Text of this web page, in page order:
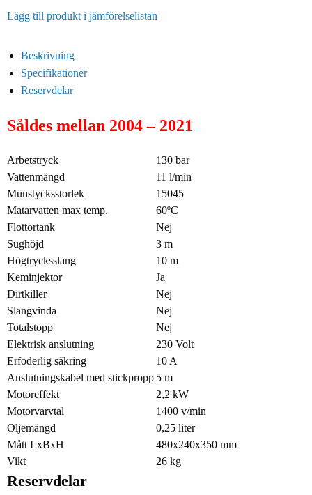
Lägg till produkt i jämförelselistan
Beskrivning
Specifikationer
Reservdelar
Såldes mellan 2004 – 2021
Arbetstryck
130 bar
Vattenmängd
11 l/min
Munstycksstorlek
15045
Matarvatten max temp.
60ºC
Flottörtank
Nej
Sughöjd
3 m
Högtrycksslang
10 m
Keminjektor
Ja
Dirtkiller
Nej
Slangvinda
Nej
Totalstopp
Nej
Elektrisk anslutning
230 Volt
Erfoderlig säkring
10 A
Anslutningskabel med stickpropp 5 m
Motoreffekt
2,2 kW
Motorvarvtal
1400 v/min
Oljemängd
0,25 liter
Mått LxBxH
480x240x350 mm
Vikt
26 kg
Reservdelar